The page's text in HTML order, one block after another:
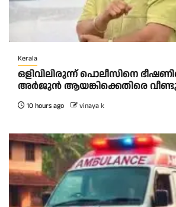
Kerala
ഒളിവിലിരുന്ന് പൊലീസിനെ
അർജുൻ ആയങ്കിക്കെതിരെ
10 hours ago vinaya k